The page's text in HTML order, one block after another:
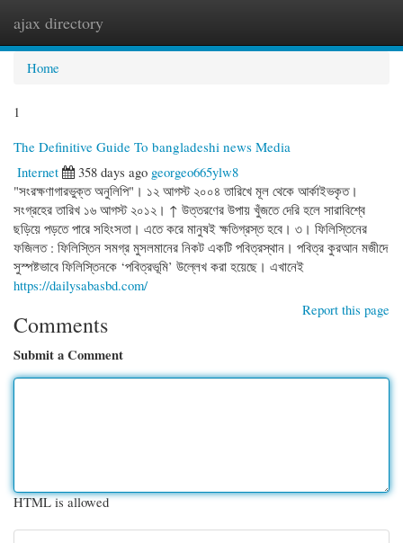
ajax directory
Home
1
The Definitive Guide To bangladeshi news Media
Internet
358 days ago georgeo665ylw8
"সংরক্ষণাগারভুক্ত অনুলিপি"। ১২ আগস্ট ২০০৪ তারিখে মূল থেকে আর্কাইভকৃত।
সংগ্রহের তারিখ ১৬ আগস্ট ২০১২। ↑ উত্তরণের উপায় খুঁজতে দেরি হলে সারাবিশ্বে
ছড়িয়ে পড়তে পারে সহিংসতা। এতে করে মানুষই ক্ষতিগ্রস্ত হবে। ৩। ফিলিস্তিনের
ফজিলত : ফিলিস্তিন সমগ্র মুসলমানের নিকট একটি পবিত্রস্থান। পবিত্র কুরআন মজীদে
সুস্পষ্টভাবে ফিলিস্তিনকে ‘পবিত্রভূমি’ উল্লেখ করা হয়েছে। এখানেই
https://dailysabasbd.com/
Report this page
Comments
Submit a Comment
HTML is allowed